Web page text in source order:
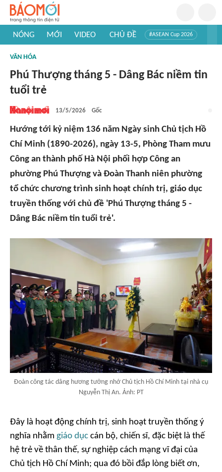
NÓNG MỚI VIDEO CHỦ ĐỀ #ASEAN Cup 2026
#Khám phá Việt Nam
VĂN HÓA
Phú Thượng tháng 5 - Dâng Bác niềm tin
tuổi trẻ
13/5/2026 Gốc
Hướng tới kỷ niệm 136 năm Ngày sinh Chủ tịch Hồ
Chí Minh (1890-2026), ngày 13-5, Phòng Tham mưu
Công an thành phố Hà Nội phối hợp Công an
phường Phú Thượng và Đoàn Thanh niên phường
tổ chức chương trình sinh hoạt chính trị, giáo dục
truyền thống với chủ đề 'Phú Thượng tháng 5 -
Dâng Bác niềm tin tuổi trẻ'.
Đoàn công tác dâng hương tưởng nhớ Chủ tịch Hồ Chí Minh tại nhà cụ
Nguyễn Thị An. Ảnh: PT
Đây là hoạt động chính trị, sinh hoạt truyền thống ý
nghĩa nhằm giáo dục cán bộ, chiến sĩ, đặc biệt là thế
hệ trẻ về thân thế, sự nghiệp cách mạng vĩ đại của
Chủ tịch Hồ Chí Minh; qua đó bồi đắp lòng biết ơn,